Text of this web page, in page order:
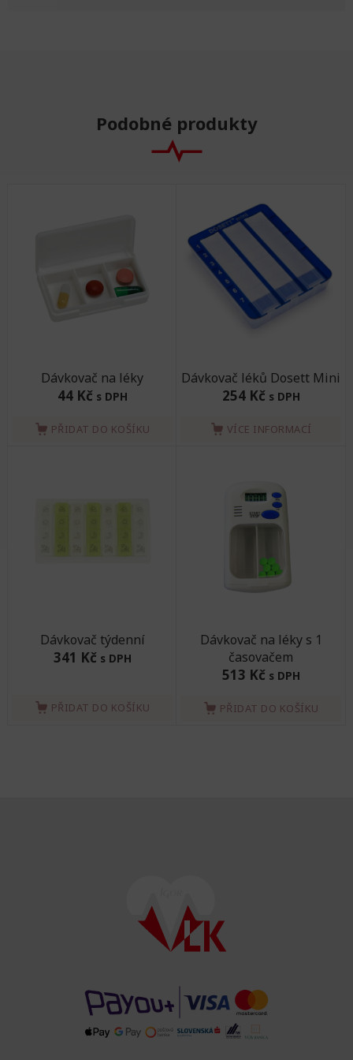
Podobné produkty
Dávkovač na léky
44 Kč s DPH
PŘIDAT DO KOŠÍKU
Dávkovač léků Dosett Mini
254 Kč s DPH
VÍCE INFORMACÍ
Dávkovač týdenní
341 Kč s DPH
PŘIDAT DO KOŠÍKU
Dávkovač na léky s 1
časovačem
513 Kč s DPH
PŘIDAT DO KOŠÍKU